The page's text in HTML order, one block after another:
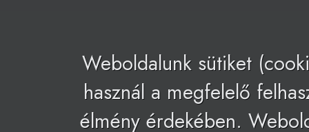
Weboldalunk sütiket
használ a megfelelő
élmény érdekében.